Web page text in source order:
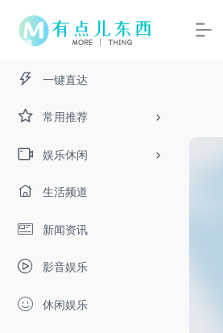
一键直达
常用推荐
娱乐休闲
生活频道
新闻资讯
影音娱乐
休闲娱乐